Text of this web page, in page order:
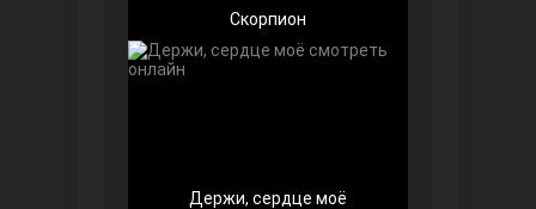
Девушка за стеклом
Скорпион
Держи, сердце моё